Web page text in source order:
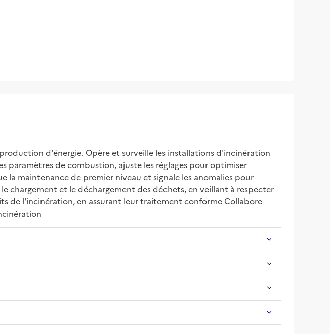
d'énergie. Opère et surveille les installations d'incinération
paramètres de combustion, ajuste les réglages pour optimiser
la maintenance de premier niveau et signale les anomalies pour
chargement et le déchargement des déchets, en veillant à respecter
de l'incinération, en assurant leur traitement conforme Collabore